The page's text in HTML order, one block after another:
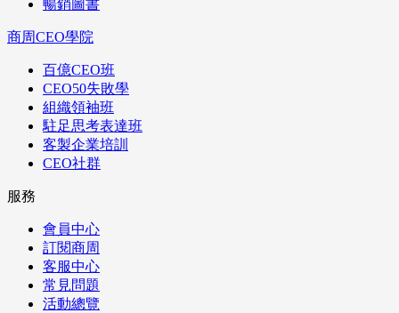
暢銷圖書
商周CEO學院
百億CEO班
CEO50失敗學
組織領袖班
駐足思考表達班
客製企業培訓
CEO社群
服務
會員中心
訂閱商周
客服中心
常見問題
活動總覽